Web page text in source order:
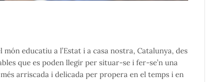
educatiu a l’Estat i a casa nostra, Catalunya, des
que es poden llegir per situar-se i fer-se’n una
arriscada i delicada per propera en el temps i en